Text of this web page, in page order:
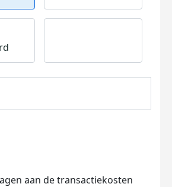
aan de transactiekosten